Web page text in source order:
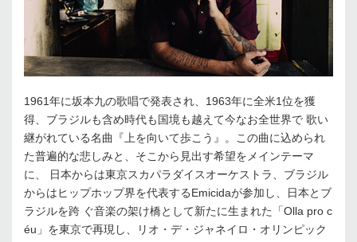
1961年に坂本九の歌唱で発表され、1963年に全米1位を獲
得、ブラジルも含め時代も国境も越えて今なお全世界で 歌い
継がれている名曲『上を向いて歩こう』。この曲に込められ
た普遍的な悲しみと、そこから見出す希望をメインテーマ
に、 日本からは東京スカパラダイスオーケストラ、ブラジル
からはヒップホップ界を代表するEmicidaが参加し、日本とブ
ラジルを跨 ぐ音楽の架け橋として新たに生まれた「Olla pro c
éu」を東京で再現し、リオ・デ・ジャネイロ・オリンピック